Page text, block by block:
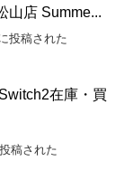
店 Summe...
投稿された
在庫・買
稿された